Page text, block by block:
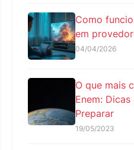
Como
em
04/04/2026
O que mais
Enem:
Preparar
19/05/2023